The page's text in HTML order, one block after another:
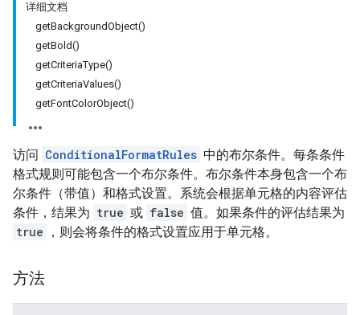
详细文档
getBackgroundObject()
getBold()
getCriteriaType()
getCriteriaValues()
getFontColorObject()
访问 ConditionalFormatRules 中的布尔条件。每条条件
格式规则可能包含一个布尔条件。布尔条件本身包含一个布
尔条件（带值）和格式设置。系统会根据单元格的内容评估
条件，结果为 true 或 false 值。如果条件的评估结果为
true
，则会将条件的格式设置应用于单元格。
方法